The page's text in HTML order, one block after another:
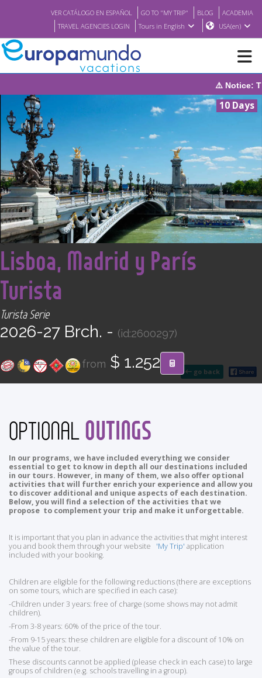
VER CATÁLOGO EN ESPAÑOL GO TO "MY TRIP" BLOG
ACADEMIA
TRAVEL AGENCIES LOGIN
Tours in English USA(en)
BROCHURE PDF
WHERE TO BUY
FEATURED
ABOUT US
CONTACT
⚠️ Notice: The system will
10 Days
go back
<
Lisboa, Madrid y París
Turista
Turista Serie
2026-27 Brch. - (id:2600297)
from $ 1.252
OPTIONALOUTINGS
In our programs, we have included everything we consider
essential to get to know in depth all our destinations included
in our tours. However, in many of them, we also offer optional
activities that will further enrich your experience and allow you
to discover additional and unique aspects of each destination.
Below, you will find a selection of the activities that we
propose to complement your trip and make it unforgettable.
It is important that you plan in advance the activities that might interest
you and book them through your website 'My Trip' application
included with your booking.
Children are eligible for the following reductions (there are exceptions
on some tours, which are specified in each case):
-Children under 3 years: free of charge (some shows may not admit
children).
-From 3-8 years: 60% of the price of the tour.
-From 9-15 years: these children are eligible for a discount of 10% on
the value of the tour.
These discounts cannot be applied (please check in each case) to large
groups of children (e.g. schools travelling in a group).